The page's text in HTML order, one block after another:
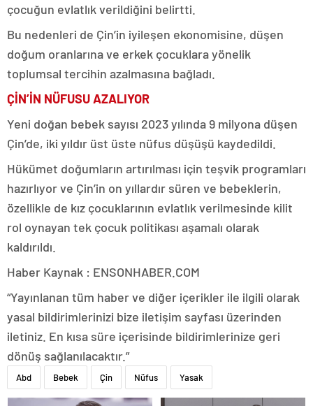
çocuğun evlatlık verildiğini belirtti.
Bu nedenleri de Çin’in iyileşen ekonomisine, düşen
doğum oranlarına ve erkek çocuklara yönelik
toplumsal tercihin azalmasına bağladı.
ÇİN’İN NÜFUSU AZALIYOR
Yeni doğan bebek sayısı 2023 yılında 9 milyona düşen
Çin’de, iki yıldır üst üste nüfus düşüşü kaydedildi.
Hükümet doğumların artırılması için teşvik programları
hazırlıyor ve Çin’in on yıllardır süren ve bebeklerin,
özellikle de kız çocuklarının evlatlık verilmesinde kilit
rol oynayan tek çocuk politikası aşamalı olarak
kaldırıldı.
Haber Kaynak : ENSONHABER.COM
“Yayınlanan tüm haber ve diğer içerikler ile ilgili olarak
yasal bildirimlerinizi bize iletişim sayfası üzerinden
iletiniz. En kısa süre içerisinde bildirimlerinize geri
dönüş sağlanılacaktır.”
Abd Bebek Çin Nüfus Yasak